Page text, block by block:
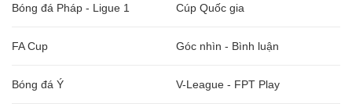
Bóng đá Pháp - Ligue 1 Cúp Quốc gia
FA Cup Góc nhìn - Bình luận
Bóng đá Ý V-League - FPT Play